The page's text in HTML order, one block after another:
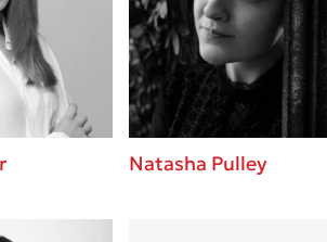
Εύκολη
από τον
3 βιβλία
μια μέρα!
παύση
Το
Natasha Pulley